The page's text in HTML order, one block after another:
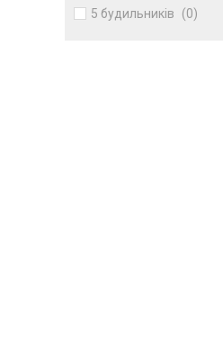
5 будильників
(0)